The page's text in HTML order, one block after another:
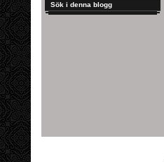
Sök i denna blogg